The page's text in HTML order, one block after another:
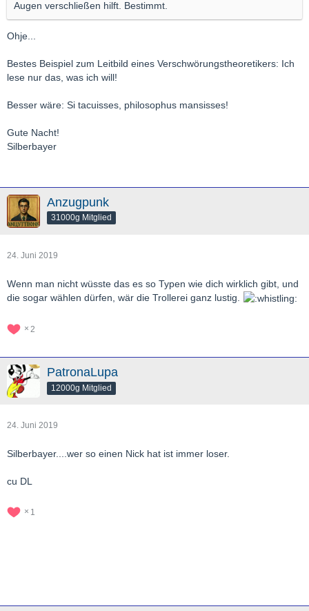
Augen verschließen hilft. Bestimmt.
Ohje...
Bestes Beispiel zum Leitbild eines Verschwörungstheoretikers: Ich
lese nur das, was ich will!
Besser wäre: Si tacuisses, philosophus mansisses!
Gute Nacht!
Silberbayer
Anzugpunk
31000g Mitglied
24. Juni 2019
Wenn man nicht wüsste das es so Typen wie dich wirklich gibt, und
die sogar wählen dürfen, wär die Trollerei ganz lustig.
2
PatronaLupa
12000g Mitglied
24. Juni 2019
Silberbayer....wer so einen Nick hat ist immer loser.
cu DL
1